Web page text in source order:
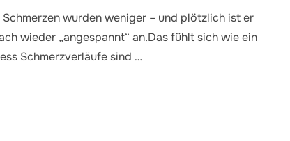
wurden weniger – und plötzlich ist er
wieder „angespannt“ an.Das fühlt sich wie ein
Schmerzverläufe sind …
WENN DER SCHMERZ ZURÜCKKOMMT?“